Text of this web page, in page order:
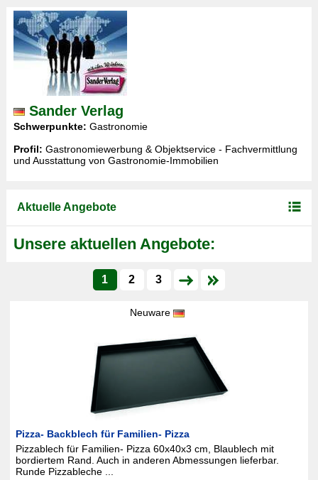
Sander Verlag
Schwerpunkte: Gastronomie
Profil: Gastronomiewerbung & Objektservice - Fachvermittlung
und Ausstattung von Gastronomie-Immobilien
Aktuelle Angebote
Unsere aktuellen Angebote:
1 2 3
Neuware
Pizza- Backblech für Familien- Pizza
Pizzablech für Familien- Pizza 60x40x3 cm, Blaublech mit
bordiertem Rand. Auch in anderen Abmessungen lieferbar.
Runde Pizzableche ...